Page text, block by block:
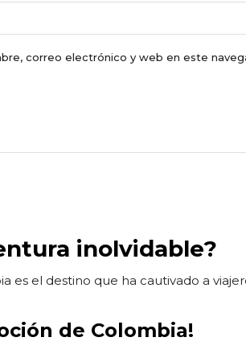
correo electrónico y web en este
inolvidable?
es el destino que ha cautivado a
de Colombia!